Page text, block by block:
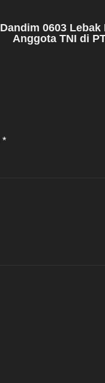
Dandim 0603
Anggota TNI di
*